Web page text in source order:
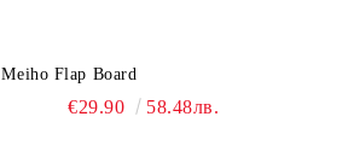
Meiho Flap Board
€29.90 58.48лв.